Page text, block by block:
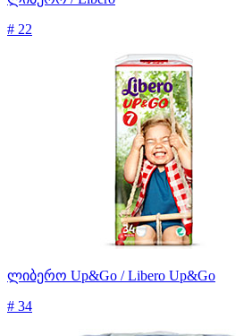
# 22
ლიბერო Up&Go / Libero Up&Go
# 34